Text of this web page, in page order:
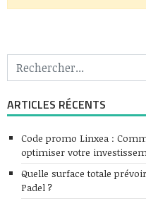
ARTICLES RÉCENTS
Code promo Linxea :
optimiser votre
Quelle surface totale
Padel ?